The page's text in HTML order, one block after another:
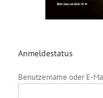
Anmeldestatus
Benutzername oder E-